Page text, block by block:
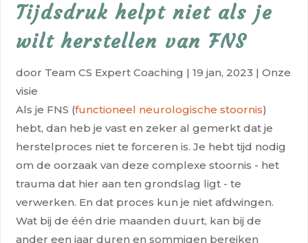
Tijdsdruk helpt niet als je
wilt herstellen van FNS
door Team CS Expert Coaching |19 jan, 2023 |Onze
visie
Als je FNS (functioneel neurologische stoornis)
hebt, dan heb je vast en zeker al gemerkt dat je
herstelproces niet te forceren is. Je hebt tijd nodig
om de oorzaak van deze complexe stoornis - het
trauma dat hier aan ten grondslag ligt - te
verwerken. En dat proces kun je niet afdwingen.
Wat bij de één drie maanden duurt, kan bij de
ander een jaar duren en sommigen bereiken